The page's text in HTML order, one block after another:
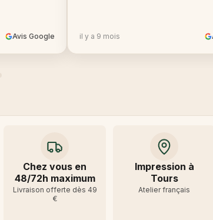
Avis Google il y a 9 mois
Chez vous en
48/72h maximum
Livraison offerte dès 49
€
Impression à
Tours
Atelier français